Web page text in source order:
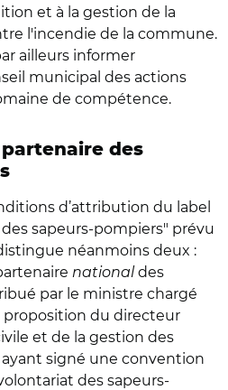
et à la gestion de la
l'incendie de la commune.
ailleurs informer
municipal des actions
de compétence.
des
d’attribution du label
sapeurs-pompiers" prévu
néanmoins deux :
nationaldes
par le ministre chargé
proposition du directeur
et de la gestion des
signé une convention
des sapeurs-